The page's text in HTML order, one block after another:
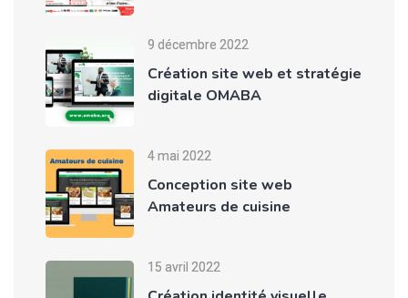
9 décembre 2022
Création site web et stratégie
digitale OMABA
4 mai 2022
Conception site web
Amateurs de cuisine
15 avril 2022